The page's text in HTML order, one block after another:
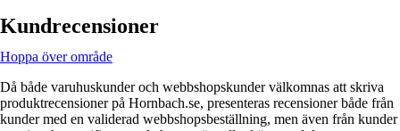
Kundrecensioner
Hoppa över område
Då både varuhuskunder och webbshopskunder välkomnas att skriva
produktrecensioner på Hornbach.se, presenteras recensioner både från
kunder med en validerad webbshopsbeställning, men även från kunder